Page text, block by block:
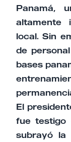
Panamá,
altamente
local. Sin
de
bases
El
fue testigo
subrayó la